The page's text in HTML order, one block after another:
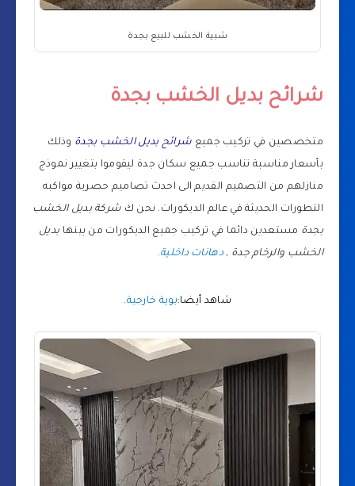
شبية الخشب للبيع بجدة
شرائح بديل الخشب بجدة
متخصصين في تركيب جميع شرائح بديل الخشب بجدة وذلك
بأسعار مناسبة تناسب جميع سكان جدة ليقوموا بتغيير نموذج
منازلهم من التصميم القديم الى احدث تصاميم حصرية مواكبه
التطورات الحديثة في عالم الديكورات. نحن ك شركة بديل الخشب
بجدة مستعدين دائما في تركيب جميع الديكورات من بينهابديل
الخشب والرخام جدة , دهانات داخلية.
شاهد أيضا:بوية خارجية.